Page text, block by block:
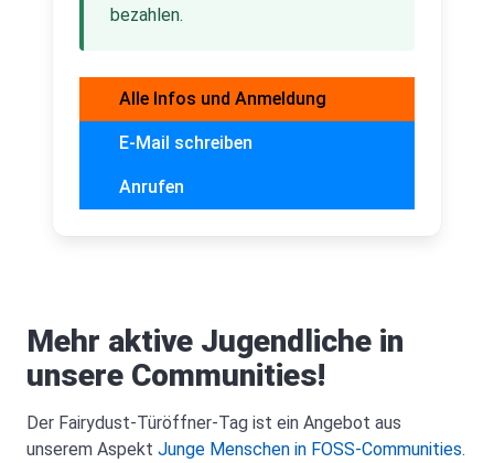
bezahlen.
Alle Infos und Anmeldung
E-Mail schreiben
Anrufen
Mehr aktive Jugendliche in
unsere Communities!
Der Fairydust-Türöffner-Tag ist ein Angebot aus
unserem Aspekt Junge Menschen in FOSS-Communities.